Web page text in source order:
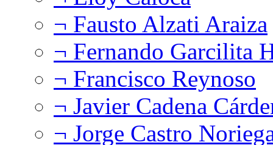
¬ Fausto Alzati Araiza
¬ Fernando Garcilita
¬ Francisco Reynoso
¬ Javier Cadena
¬ Jorge Castro